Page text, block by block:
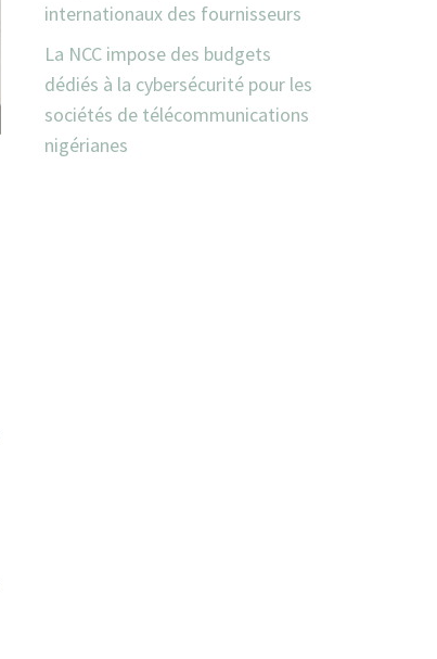
internationaux des fournisseurs
La NCC impose des budgets
dédiés à la cybersécurité pour les
sociétés de télécommunications
nigérianes